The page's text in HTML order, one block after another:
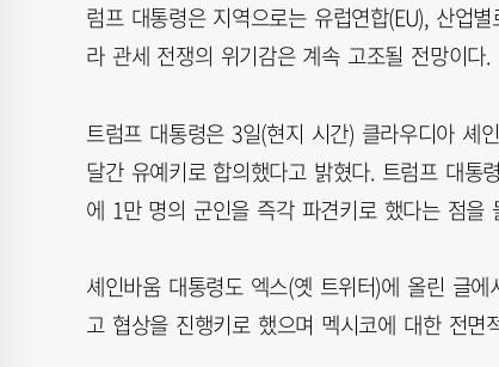
럼프 대통령은 지역으로는 유럽연합(EU), 산업
라 관세 전쟁의 위기감은 계속 고조될 전망이다.
트럼프 대통령은 3일(현지 시간) 클라우디아
달간 유예키로 합의했다고 밝혔다. 트럼프 대
에 1만 명의 군인을 즉각 파견키로 했다는 점을
셰인바움 대통령도 엑스(옛 트위터)에 올린 글
고 협상을 진행키로 했으며 멕시코에 대한 전